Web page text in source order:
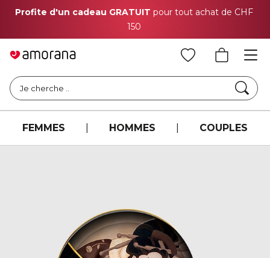
Profite d'un cadeau GRATUIT pour tout achat de CHF
150
Je cherche ..
FEMMES HOMMES COUPLES